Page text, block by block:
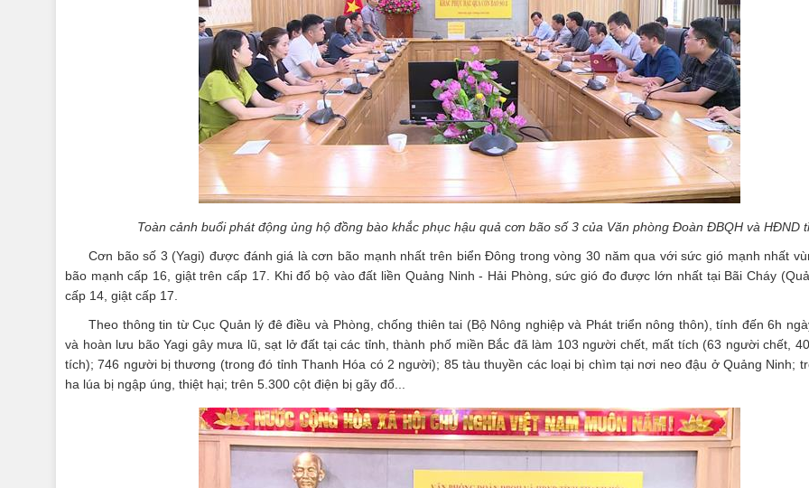
Toàn cảnh buổi phát động ủng hộ đồng bào khắc phục hậu quả cơn bão số 3 của Văn phòng Đoàn ĐBQH và HĐND
Cơn bão số 3 (Yagi) được đánh giá là cơn bão mạnh nhất trên biển Đông trong vòng 30 năm qua với sức gió mạnh nhất
bão mạnh cấp 16, giật trên cấp 17. Khi đổ bộ vào đất liền Quảng Ninh - Hải Phòng, sức gió đo được lớn nhất tại Bãi Cháy
cấp 14, giật cấp 17.
Theo thông tin từ Cục Quản lý đê điều và Phòng, chống thiên tai (Bộ Nông nghiệp và Phát triển nông thôn), tính đến 6h
và hoàn lưu bão Yagi gây mưa lũ, sạt lở đất tại các tỉnh, thành phố miền Bắc đã làm 103 người chết, mất tích (63 người chết,
tích); 746 người bị thương (trong đó tỉnh Thanh Hóa có 2 người); 85 tàu thuyền các loại bị chìm tại nơi neo đậu ở Quảng Ninh;
ha lúa bị ngập úng, thiệt hại; trên 5.300 cột điện bị gãy đổ...